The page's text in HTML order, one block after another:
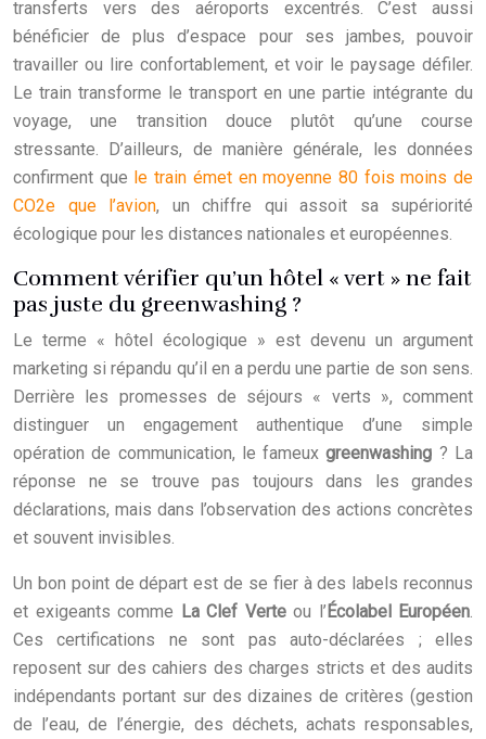
transferts vers des aéroports excentrés. C’est aussi
bénéficier de plus d’espace pour ses jambes, pouvoir
travailler ou lire confortablement, et voir le paysage défiler.
Le train transforme le transport en une partie intégrante du
voyage, une transition douce plutôt qu’une course
stressante. D’ailleurs, de manière générale, les données
confirment que le train émet en moyenne 80 fois moins de
CO2e que l’avion, un chiffre qui assoit sa supériorité
écologique pour les distances nationales et européennes.
Comment vérifier qu’un hôtel « vert » ne fait
pas juste du greenwashing ?
Le terme « hôtel écologique » est devenu un argument
marketing si répandu qu’il en a perdu une partie de son sens.
Derrière les promesses de séjours « verts », comment
distinguer un engagement authentique d’une simple
opération de communication, le fameuxgreenwashing ? La
réponse ne se trouve pas toujours dans les grandes
déclarations, mais dans l’observation des actions concrètes
et souvent invisibles.
Un bon point de départ est de se fier à des labels reconnus
et exigeants comme La Clef Verteou l’Écolabel Européen.
Ces certifications ne sont pas auto-déclarées ; elles
reposent sur des cahiers des charges stricts et des audits
indépendants portant sur des dizaines de critères (gestion
de l’eau, de l’énergie, des déchets, achats responsables,